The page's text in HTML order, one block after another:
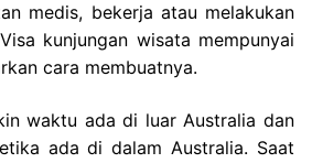
medis, bekerja atau melakukan
kunjungan wisata mempunyai
cara membuatnya.
waktu ada di luar Australia dan
ada di dalam Australia. Saat